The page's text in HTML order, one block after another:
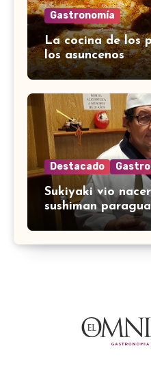
Gastronomía
La cocina de los
los asuncenos
Destacado
Sukiyaki vio
sushiman